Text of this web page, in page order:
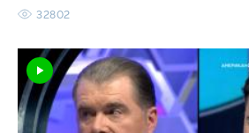
32802